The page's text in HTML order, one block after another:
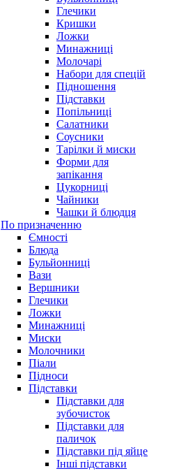
Глечики
Кришки
Ложки
Минажниці
Молочарі
Набори для спецій
Підношення
Підставки
Попільниці
Салатники
Соусники
Тарілки й миски
Форми для
запікання
Цукорниці
Чайники
Чашки й блюдця
По призначенню
Ємності
Блюда
Бульйонниці
Вази
Вершники
Глечики
Ложки
Минажниці
Миски
Молочники
Піали
Підноси
Підставки
Підставки для
зубочисток
Підставки для
паличок
Підставки під яйце
Інші підставки